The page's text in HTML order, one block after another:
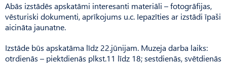
Abās izstādēs apskatāmi interesanti materiāli – fotogrāfijas,
vēsturiski dokumenti, aprīkojums u.c. Iepazīties ar izstādi īpaši
aicināta jaunatne.
Izstāde būs apskatāma līdz 22.jūnijam. Muzeja darba laiks:
otrdienās – piektdienās plkst.11 līdz 18; sestdienās, svētdienās